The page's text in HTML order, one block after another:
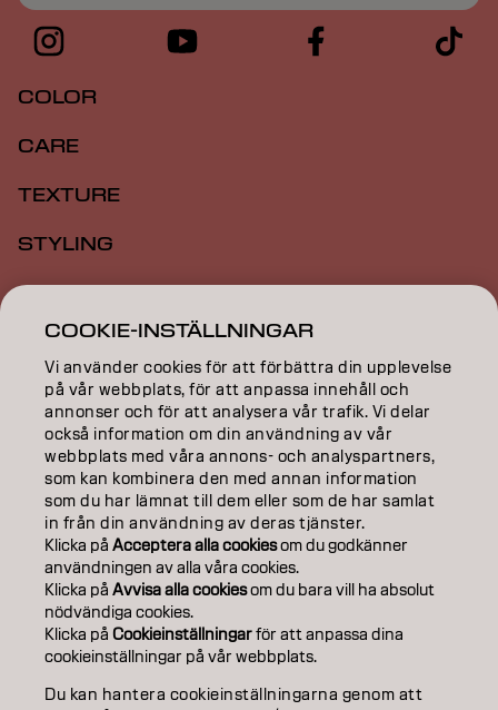
COLOR
CARE
TEXTURE
STYLING
INSPIRATION
EDUCATION
ABOUT
SALON FINDER
BECOME A PARTNER
CONTACT US
ImprintPrivacy PolicyCookie Policy
Accessibility
COOKIE-INSTÄLLNINGAR
Vi använder cookies för att förbättra din upplevelse
på vår webbplats, för att anpassa innehåll och
annonser och för att analysera vår trafik. Vi delar
också information om din användning av vår
webbplats med våra annons- och analyspartners,
som kan kombinera den med annan information
som du har lämnat till dem eller som de har samlat
in från din användning av deras tjänster.
Klicka påAcceptera alla cookiesom du godkänner
användningen av alla våra cookies.
Klicka påAvvisa alla cookiesom du bara vill ha absolut
nödvändiga cookies.
Klicka påCookieinställningarför att anpassa dina
cookieinställningar på vår webbplats.
Du kan hantera cookieinställningarna genom att